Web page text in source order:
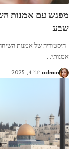
מפגש עם אמנות
שבע
היסטוריה של אמנות
אמנותי
admin יוני 4, 2025